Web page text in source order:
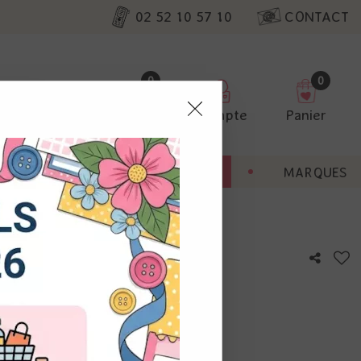
02 52 10 57 10 CONTACT
0
Compte
0
Panier
BONNES AFFAIRES MARQUES
avis !
nos
non
Vous
à droite